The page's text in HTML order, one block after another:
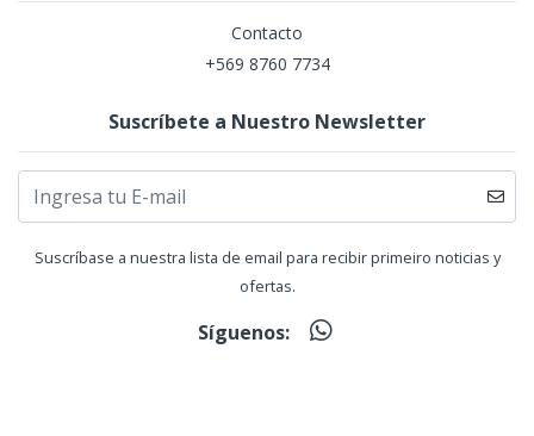
Contacto
+569 8760 7734
Suscríbete a Nuestro Newsletter
Suscríbase a nuestra lista de email para recibir primeiro noticias y
ofertas.
Síguenos: